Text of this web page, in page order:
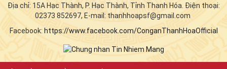
Địa chỉ: 15A Hạc Thành, P. Hạc Thành, Tỉnh Thanh Hóa. Điện thoại:
02373 852697, E-mail: thanhhoapsf@gmail.com
Facebook: https://www.facebook.com/ConganThanhHoaOfficial